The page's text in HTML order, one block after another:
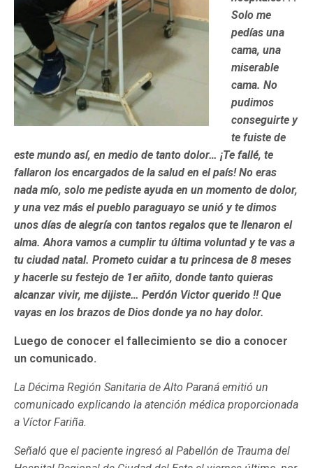
Solo me
pedías una
cama, una
miserable
cama. No
pudimos
conseguirte y
te fuiste de
este mundo así, en medio de tanto dolor… ¡Te fallé, te
fallaron los encargados de la salud en el país! No eras
nada mío, solo me pediste ayuda en un momento de dolor,
y una vez más el pueblo paraguayo se unió y te dimos
unos días de alegría con tantos regalos que te llenaron el
alma. Ahora vamos a cumplir tu última voluntad y te vas a
tu ciudad natal. Prometo cuidar a tu princesa de 8 meses
y hacerle su festejo de 1er añito, donde tanto quieras
alcanzar vivir, me dijiste… Perdón Victor querido !! Que
vayas en los brazos de Dios donde ya no hay dolor.
Luego de conocer el fallecimiento se dio a conocer
un comunicado.
La Décima Región Sanitaria de Alto Paraná emitió un
comunicado explicando la atención médica proporcionada
a Víctor Fariña.
Señaló que el paciente ingresó al Pabellón de Trauma del